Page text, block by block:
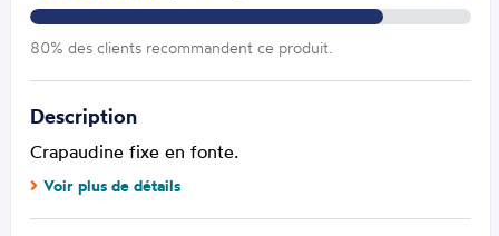
80% des clients recommandent ce produit.
Description
Crapaudine fixe en fonte.
Voir plus de détails